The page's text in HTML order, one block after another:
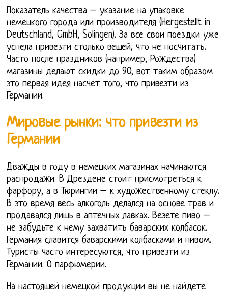
Показатель качества – указание на упаковке
немецкого города или производителя (Hergestellt in
Deutschland, GmbH, Solingen). За все свои поездки уже
успела привезти столько вещей, что не посчитать.
Часто после праздников (например, Рождества)
магазины делают скидки до 90, вот таким образом
это первая идея насчет того, что привезти из
Германии.
Мировые рынки: что привезти из
Германии
Дважды в году в немецких магазинах начинаются
распродажи. В Дрездене стоит присмотреться к
фарфору, а в Тюрингии – к художественному стеклу.
В это время весь алкоголь делался на основе трав и
продавался лишь в аптечных лавках. Везете пиво –
не забудьте к нему захватить баварских колбасок.
Германия славится баварскими колбасками и пивом.
Туристы часто интересуются, что привезти из
Германии. О парфюмерии.
На настоящей немецкой продукции вы не найдете